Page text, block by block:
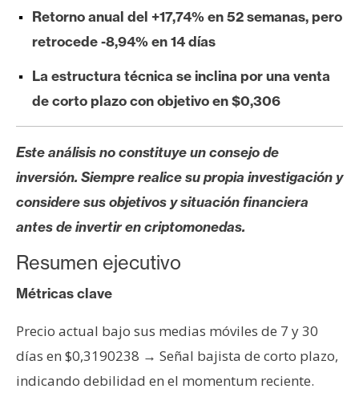
A
á
l
i
s
s
o
a
d
e
P
Retorno anual del +17,74% en 52 semanas, pero
retrocede -8,94% en 14 días
La estructura técnica se inclina por una venta
de corto plazo con objetivo en $0,306
Este análisis no constituye un consejo de
inversión. Siempre realice su propia investigación y
considere sus objetivos y situación financiera
antes de invertir en criptomonedas.
Resumen ejecutivo
Métricas clave
Precio actual bajo sus medias móviles de 7 y 30
días en $0,3190238 → Señal bajista de corto plazo,
indicando debilidad en el momentum reciente.